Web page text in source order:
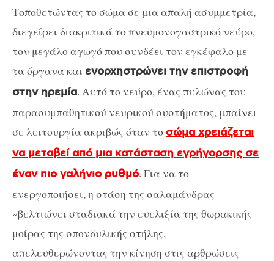
Τοποθετώντας το σώμα σε μια απαλή ασυμμετρία,
διεγείρει διακριτικά το πνευμονογαστρικό νεύρο,
τον μεγάλο αγωγό που συνδέει τον εγκέφαλο με
τα όργανα και ενορχηστρώνει την επιστροφή
στην ηρεμία. Αυτό το νεύρο, ένας πυλώνας του
παρασυμπαθητικού νευρικού συστήματος, μπαίνει
σε λειτουργία ακριβώς όταν τοσώμα χρειάζεται
να μεταβεί από μια κατάσταση εγρήγορσης σε
έναν πιο γαλήνιο ρυθμό. Για να το
ενεργοποιήσει, η στάση της σαλαμάνδρας
«βελτιώνει σταδιακά την ευελιξία της θωρακικής
μοίρας της σπονδυλικής στήλης,
απελευθερώνοντας την κίνηση στις αρθρώσεις